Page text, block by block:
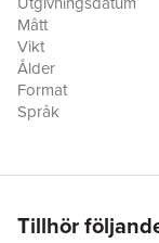
Cosmo 5 är den
vänner. Följ med
och känn
hittills.
Mått
Vikt
Ålder
Format
Språk
Antal sidor
Medarbetare
Tillhör